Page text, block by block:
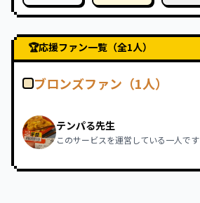
🏆応援ファン一覧（全1人）
ブロンズファン（1人）
テンパる先生
このサービスを運営している一人です